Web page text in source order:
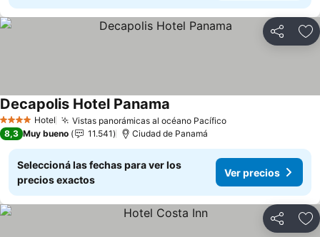
Compartir
4 EstrellasHotel Vistas panorámicas al océano PacíficoVer precios
Decapolis Hotel Panama
8,3 Muy bueno 11.541 Ciudad de Panamá
Seleccioná las fechas para ver los
precios exactos
Ver precios
Compartir